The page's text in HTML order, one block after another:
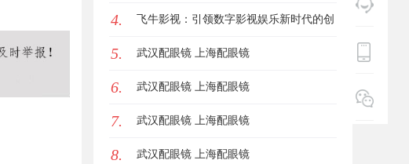
字革命
4. 飞牛影视：引领数字影视娱乐新时代的创
新平台
5. 武汉配眼镜 上海配眼镜
6. 武汉配眼镜 上海配眼镜
7. 武汉配眼镜 上海配眼镜
8. 武汉配眼镜 上海配眼镜